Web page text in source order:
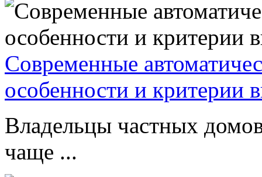
Современные
особенности и критерии
Владельцы частных
чаще ...